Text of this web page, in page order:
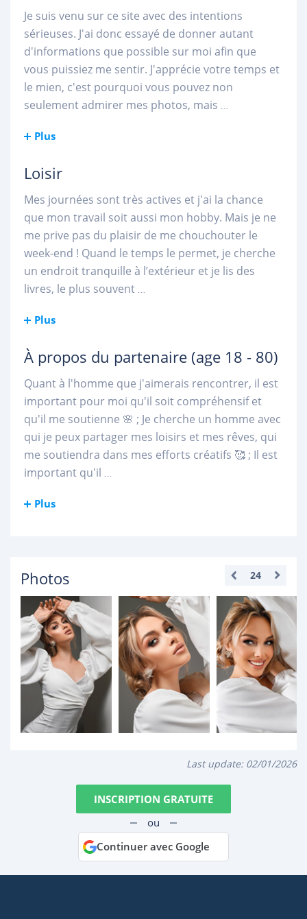
Je suis venu sur ce site avec des intentions
sérieuses. J'ai donc essayé de donner autant
d'informations que possible sur moi afin que
vous puissiez me sentir. J'apprécie votre temps et
le mien, c'est pourquoi vous pouvez non
seulement admirer mes photos, mais ...
Plus
Loisir
Mes journées sont très actives et j'ai la chance
que mon travail soit aussi mon hobby. Mais je ne
me prive pas du plaisir de me chouchouter le
week-end ! Quand le temps le permet, je cherche
un endroit tranquille à l’extérieur et je lis des
livres, le plus souvent...
Plus
À propos du partenaire (age 18 - 80)
Quant à l'homme que j'aimerais rencontrer, il est
important pour moi qu'il soit compréhensif et
qu'il me soutienne 🌸 ; Je cherche un homme avec
qui je peux partager mes loisirs et mes rêves, qui
me soutiendra dans mes efforts créatifs 🥰 ; Il est
important qu'il ...
Plus
Photos 24
Last update: 02/01/2026
INSCRIPTION GRATUITE
ou
Continuer avec Google